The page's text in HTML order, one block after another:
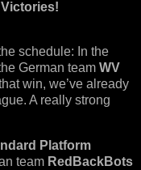
schedule: In the
German team WV
win, we’ve already
A really strong
Platform
team RedBackBots